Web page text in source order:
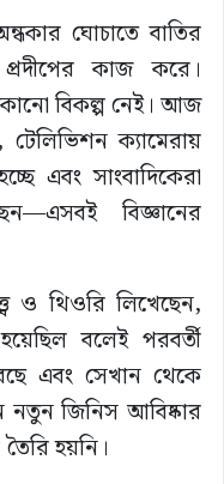
ঘোচাতে বাতির
কাজ করে।
বিকল্প নেই। আজ
ক্যামেরায়
এবং সাংবাদিকেরা
বিজ্ঞানের
ও থিওরি লিখেছেন,
বলেই পরবর্তী
এবং সেখান থেকে
নতুন জিনিস আবিষ্কার
হয়নি।